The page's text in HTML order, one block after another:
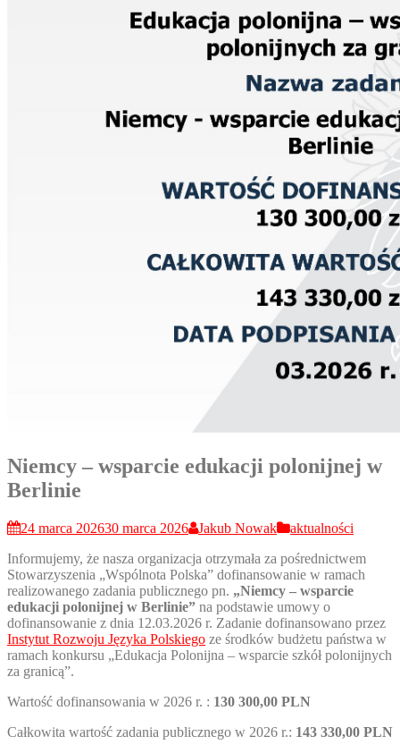
Niemcy – wsparcie edukacji polonijnej w
Berlinie
24 marca 202630 marca 2026 Jakub Nowak
aktualności
Informujemy, że nasza organizacja otrzymała za pośrednictwem
Stowarzyszenia „Wspólnota Polska” dofinansowanie w ramach
realizowanego zadania publicznego pn. „Niemcy – wsparcie
edukacji polonijnej w Berlinie” na podstawie umowy o
dofinansowanie z dnia 12.03.2026 r. Zadanie dofinansowano przez
Instytut Rozwoju Języka Polskiego ze środków budżetu państwa w
ramach konkursu „Edukacja Polonijna – wsparcie szkół polonijnych
za granicą”.
Wartość dofinansowania w 2026 r. : 130 300,00 PLN
Całkowita wartość zadania publicznego w 2026 r.: 143 330,00 PLN